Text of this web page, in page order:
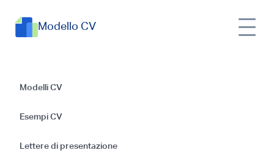
Modello CV
Modelli CV
Esempi CV
Lettere di presentazione
Esempi di CV
Insegnante
Studente: Guida